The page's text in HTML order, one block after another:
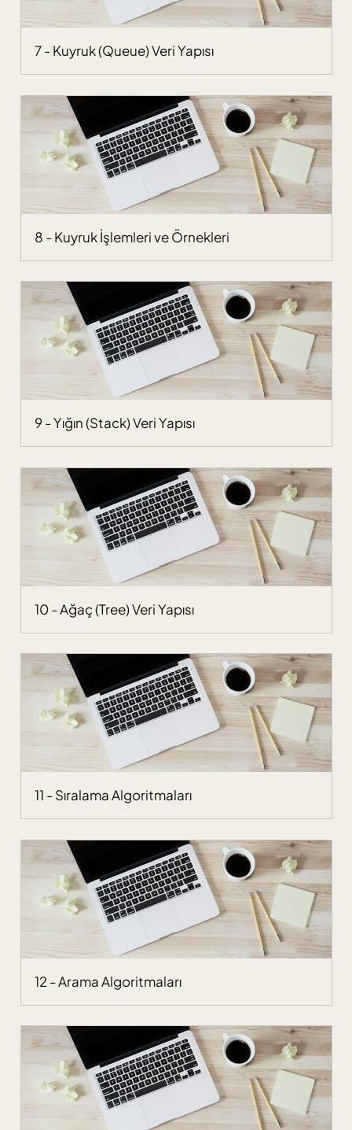
7 - Kuyruk (Queue) Veri Yapısı
8 - Kuyruk İşlemleri ve Örnekleri
9 - Yığın (Stack) Veri Yapısı
10 - Ağaç (Tree) Veri Yapısı
11 - Sıralama Algoritmaları
12 - Arama Algoritmaları